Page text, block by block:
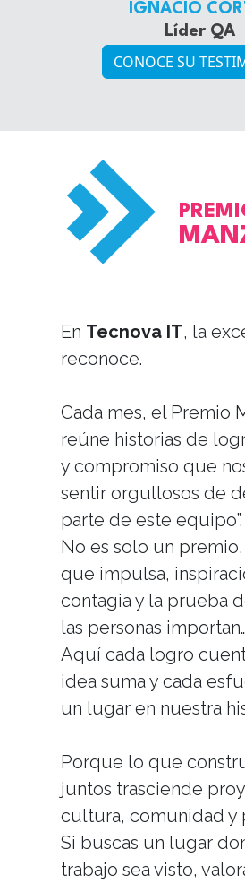
IGNACIO
Líder QA
CONOCE SU
En Tecnova IT, la
reconoce.
Cada mes, el Premio
reúne historias de
y compromiso que
sentir orgullosos de
parte de este equipo”.
No es solo un
que impulsa,
contagia y la prueba
las personas
Aquí cada logro
idea suma y cada
un lugar en nuestra
Porque lo que
juntos trasciende
cultura, comunidad y
Si buscas un lugar
trabajo sea visto,